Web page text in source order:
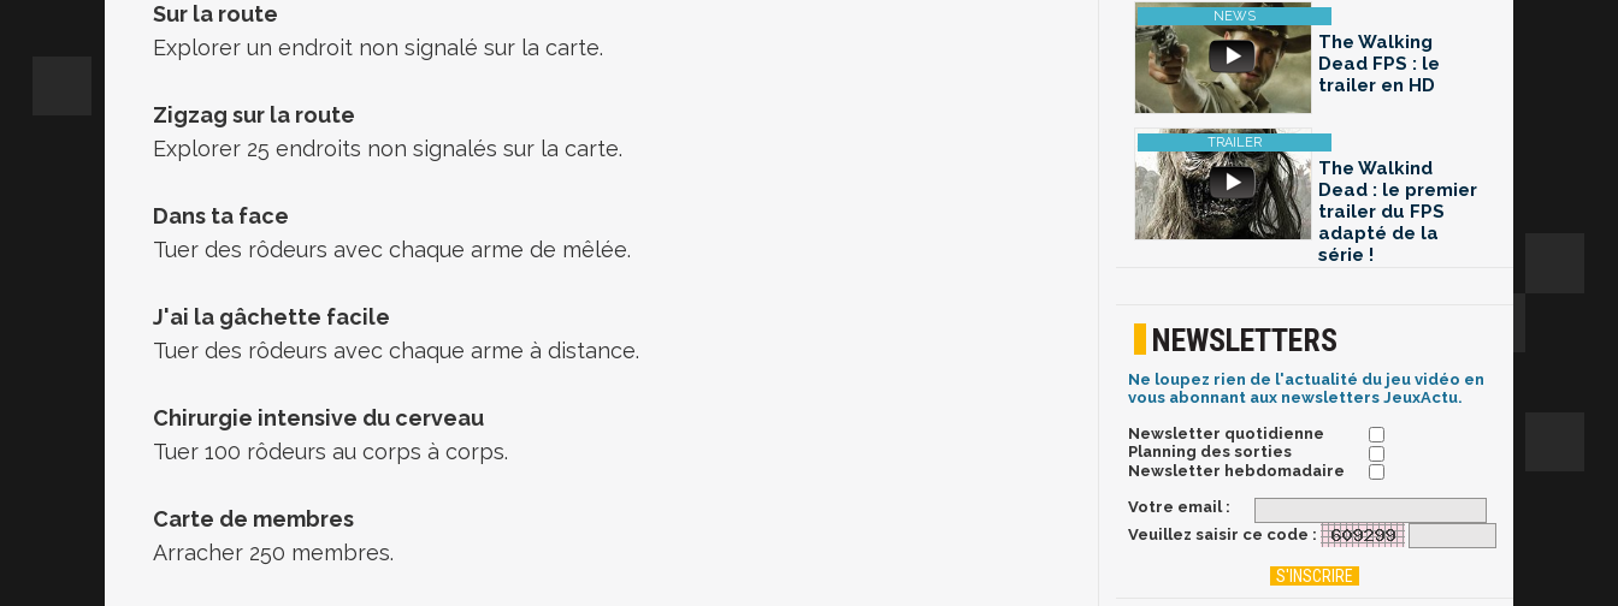
Sur la route
Explorer un endroit non signalé sur la carte.
Zigzag sur la route
Explorer 25 endroits non signalés sur la carte.
Dans ta face
Tuer des rôdeurs avec chaque arme de mêlée.
J'ai la gâchette facile
Tuer des rôdeurs avec chaque arme à distance.
Chirurgie intensive du cerveau
Tuer 100 rôdeurs au corps à corps.
Carte de membres
Arracher 250 membres.
The Walking
Dead FPS : le
trailer en HD
The Walkind
Dead : le premier
trailer du FPS
adapté de la
série !
NEWSLETTERS
Ne loupez rien de l'actualité du jeu vidéo en
vous abonnant aux newsletters JeuxActu.
Newsletter quotidienne
Planning des sorties
Newsletter hebdomadaire
Votre email :
Veuillez saisir ce code :